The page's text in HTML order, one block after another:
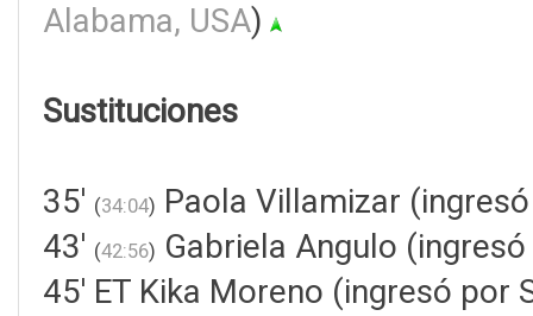
Alabama, USA)
Sustituciones
35' (34:04) Paola Villamizar
43' (42:56) Gabriela Angulo
45' ET Kika Moreno (ingresó por